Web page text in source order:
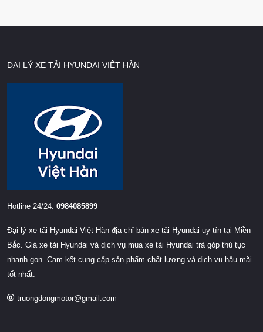
ĐẠI LÝ XE TẢI HYUNDAI VIỆT HÀN
Hotline 24/24: 0984085899
Đại lý xe tải Hyundai Việt Hàn địa chỉ bán xe tải Hyundai uy tín tại Miền
Bắc. Giá xe tải Hyundai và dịch vụ mua xe tải Hyundai trả góp thủ tục
nhanh gọn. Cam kết cung cấp sản phẩm chất lượng và dịch vụ hậu mãi
tốt nhất.
truongdongmotor@gmail.com